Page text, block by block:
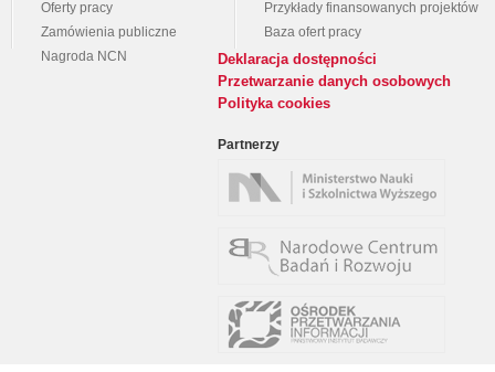
Oferty pracy
Zamówienia publiczne
Nagroda NCN
Przykłady finansowanych projektów
Baza ofert pracy
Deklaracja dostępności
Przetwarzanie danych osobowych
Polityka cookies
Partnerzy